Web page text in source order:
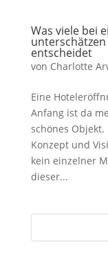
Was viele bei
entscheidet
von Charlotte
Eine
Anfang ist da
schönes
Konzept und
kein einzelner
dieser...